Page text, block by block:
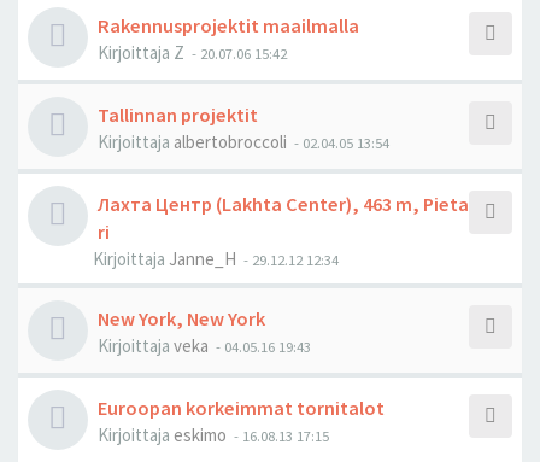
Rakennusprojektit maailmalla
Kirjoittaja Z - 20.07.06 15:42
Tallinnan projektit
Kirjoittaja albertobroccoli - 02.04.05 13:54
Лахта Центр (Lakhta Center), 463 m, Pieta
ri
Kirjoittaja Janne_H - 29.12.12 12:34
New York, New York
Kirjoittaja veka - 04.05.16 19:43
Euroopan korkeimmat tornitalot
Kirjoittaja eskimo - 16.08.13 17:15